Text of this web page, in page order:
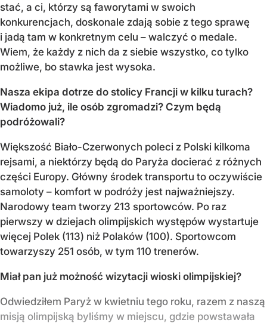
stać, a ci, którzy są faworytami w swoich
konkurencjach, doskonale zdają sobie z tego sprawę
i jadą tam w konkretnym celu – walczyć o medale.
Wiem, że każdy z nich da z siebie wszystko, co tylko
możliwe, bo stawka jest wysoka.
Nasza ekipa dotrze do stolicy Francji w kilku turach?
Wiadomo już, ile osób zgromadzi? Czym będą
podróżowali?
Większość Biało-Czerwonych poleci z Polski kilkoma
rejsami, a niektórzy będą do Paryża docierać z różnych
części Europy. Główny środek transportu to oczywiście
samoloty – komfort w podróży jest najważniejszy.
Narodowy team tworzy 213 sportowców. Po raz
pierwszy w dziejach olimpijskich występów wystartuje
więcej Polek (113) niż Polaków (100). Sportowcom
towarzyszy 251 osób, w tym 110 trenerów.
Miał pan już możność wizytacji wioski olimpijskiej?
Odwiedziłem Paryż w kwietniu tego roku, razem z naszą
misją olimpijską byliśmy w miejscu, gdzie powstawała